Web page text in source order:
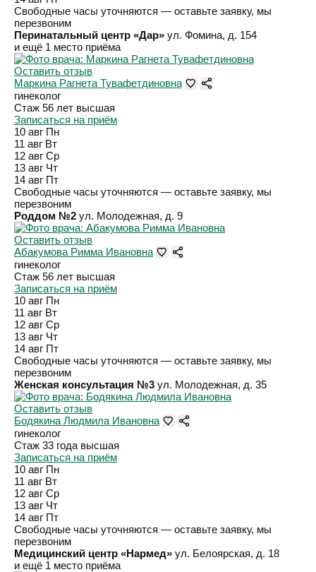
Свободные часы уточняются — оставьте заявку, мы
перезвоним
Перинатальный центр «Дар» ул. Фомина, д. 154
и ещё 1 место приёма
Оставить отзыв
Маркина Рагнета Тувафетдиновна
гинеколог
Стаж 56 лет высшая
Записаться на приём
10 авг Пн
11 авг Вт
12 авг Ср
13 авг Чт
14 авг Пт
Свободные часы уточняются — оставьте заявку, мы
перезвоним
Роддом №2 ул. Молодежная, д. 9
Оставить отзыв
Абакумова Римма Ивановна
гинеколог
Стаж 56 лет высшая
Записаться на приём
10 авг Пн
11 авг Вт
12 авг Ср
13 авг Чт
14 авг Пт
Свободные часы уточняются — оставьте заявку, мы
перезвоним
Женская консультация №3 ул. Молодежная, д. 35
Оставить отзыв
Бодякина Людмила Ивановна
гинеколог
Стаж 33 года высшая
Записаться на приём
10 авг Пн
11 авг Вт
12 авг Ср
13 авг Чт
14 авг Пт
Свободные часы уточняются — оставьте заявку, мы
перезвоним
Медицинский центр «Нармед» ул. Белоярская, д. 18
и ещё 1 место приёма